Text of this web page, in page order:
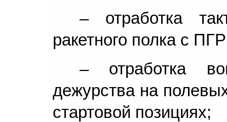
– отработка
ракетного полка с
– отработка
дежурства на
стартовой позициях;